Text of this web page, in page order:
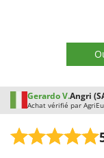
Trev - Abrek -
Trotec
Troy-Bilt
Gerardo V.Angri
Achat vérifié par